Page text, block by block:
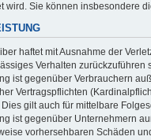
wird. Sie können insbesondere
haftet mit Ausnahme der
Verhalten
ist gegenüber Verbrauchern
Vertragspflichten
gilt auch für mittelbare
ist gegenüber Unternehmern
vorhersehbaren Schäden